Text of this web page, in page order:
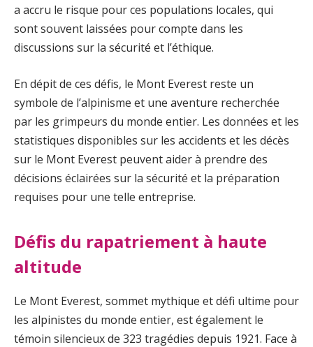
a accru le risque pour ces populations locales, qui
sont souvent laissées pour compte dans les
discussions sur la sécurité et l’éthique.
En dépit de ces défis, le Mont Everest reste un
symbole de l’alpinisme et une aventure recherchée
par les grimpeurs du monde entier. Les données et les
statistiques disponibles sur les accidents et les décès
sur le Mont Everest peuvent aider à prendre des
décisions éclairées sur la sécurité et la préparation
requises pour une telle entreprise.
Défis du rapatriement à haute
altitude
Le Mont Everest, sommet mythique et défi ultime pour
les alpinistes du monde entier, est également le
témoin silencieux de 323 tragédies depuis 1921. Face à